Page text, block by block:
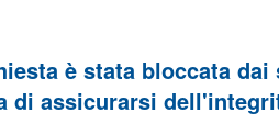
è stata bloccata
di assicurarsi